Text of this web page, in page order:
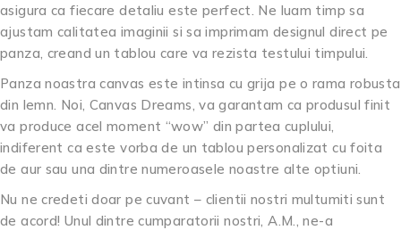
asigura ca fiecare detaliu este perfect. Ne luam timp sa
ajustam calitatea imaginii si sa imprimam designul direct pe
panza, creand un tablou care va rezista testului timpului.
Panza noastra canvas este intinsa cu grija pe o rama robusta
din lemn. Noi, Canvas Dreams, va garantam ca produsul finit
va produce acel moment “wow” din partea cuplului,
indiferent ca este vorba de un tablou personalizat cu foita
de aur sau una dintre numeroasele noastre alte optiuni.
Nu ne credeti doar pe cuvant – clientii nostri multumiti sunt
de acord! Unul dintre cumparatorii nostri, A.M., ne-a